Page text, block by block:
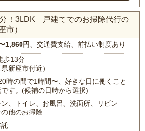
！3LDK一戸建てでのお掃除代行の
市）
1,860円 、交通費支給、前払い制度あり
歩13分
県新座市付近）
時の間で1時間〜、好きな日に働くこと
す。(候補の日時から選択)
ン、トイレ、お風呂、洗面所、リビン
の他のお掃除